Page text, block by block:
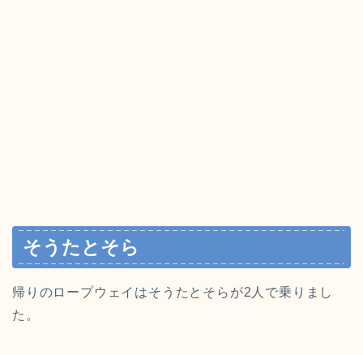
そうたとそら
帰りのロープウェイはそうたとそらが2人で乗りまし
た。